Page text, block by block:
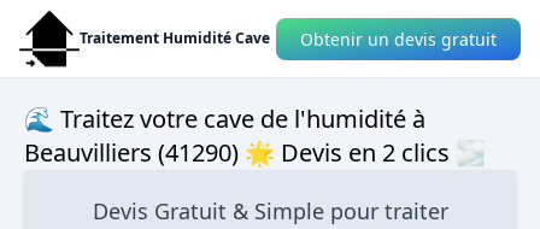
Traitement Humidité Cave Obtenir un devis gratuit
🌊 Traitez votre cave de l'humidité à
Beauvilliers (41290) 🌟 Devis en 2 clics 🌫
Devis Gratuit & Simple pour traiter